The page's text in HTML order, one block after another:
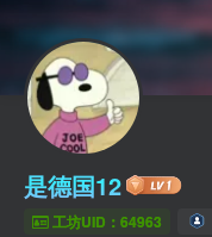
是德国12
工坊UID：64963